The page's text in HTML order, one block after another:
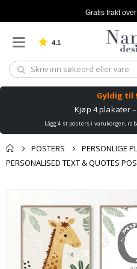
Gratis frakt over
4.1 Basert på 1029
Gyldig til
Kjøp 4 plakater
Lägg 4 st posters i varukorgen,
POSTERS
PERSONLIGE
PERSONALISED TEXT & QUOTES
produkter
slutten